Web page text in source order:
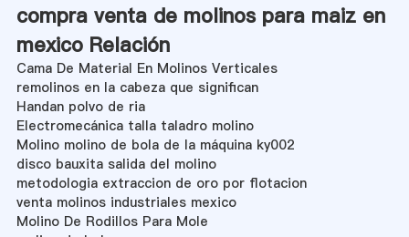
compra venta de molinos para maiz en
mexico Relación
Cama De Material En Molinos Verticales
remolinos en la cabeza que significan
Handan polvo de ria
Electromecánica talla taladro molino
Molino molino de bola de la máquina ky002
disco bauxita salida del molino
metodologia extraccion de oro por flotacion
venta molinos industriales mexico
Molino De Rodillos Para Mole